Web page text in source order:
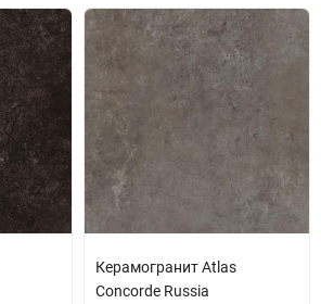
Керамогранит Atlas
Concorde Russia